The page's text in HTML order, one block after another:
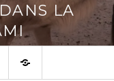
LA
Contact